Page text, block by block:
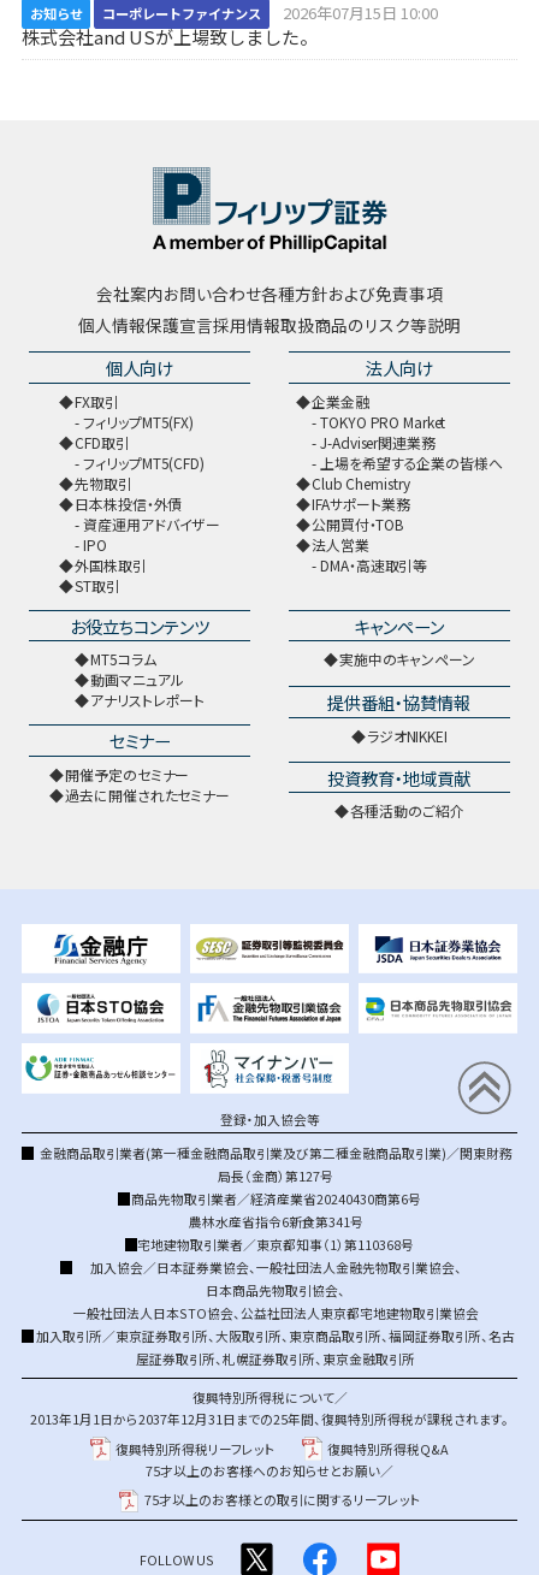
お知らせ コーポレートファイナンス 2026年07月15日 10:00
株式会社and USが上場致しました。
会社案内お問い合わせ各種方針および免責事項
個人情報保護宣言採用情報取扱商品のリスク等説明
個人向け
FX取引
フィリップMT5(FX)
CFD取引
フィリップMT5(CFD)
先物取引
日本株投信・外債
資産運用アドバイザー
IPO
外国株取引
ST取引
法人向け
企業金融
TOKYO PRO Market
J-Adviser関連業務
上場を希望する企業の皆様へ
Club Chemistry
IFAサポート業務
公開買付・TOB
法人営業
DMA・高速取引等
お役立ちコンテンツ
MT5コラム
動画マニュアル
アナリストレポート
セミナー
開催予定のセミナー
過去に開催されたセミナー
キャンペーン
実施中のキャンペーン
提供番組・協賛情報
ラジオNIKKEI
投資教育・地域貢献
各種活動のご紹介
登録・加入協会等
金融商品取引業者(第一種金融商品取引業及び第二種金融商品取引業)／関東財務
局長（金商）第127号
商品先物取引業者／経済産業省20240430商第6号
農林水産省指令6新食第341号
宅地建物取引業者／東京都知事（1）第110368号
加入協会／日本証券業協会、 一般社団法人金融先物取引業協会、
日本商品先物取引協会、
一般社団法人日本STO協会、 公益社団法人東京都宅地建物取引業協会
加入取引所／東京証券取引所、大阪取引所、 東京商品取引所、福岡証券取引所、名古
屋証券取引所、札幌証券取引所、 東京金融取引所
復興特別所得税について／
2013年1月1日から2037年12月31日までの25年間、復興特別所得税が課税されます。
復興特別所得税リーフレット
復興特別所得税Q&A
75才以上のお客様へのお知らせとお願い／
75才以上のお客様との取引に関するリーフレット
FOLLOW US